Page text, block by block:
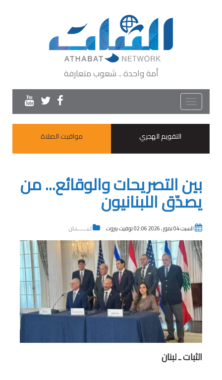
أمة واحدة .. شعوب متعارفة
Toggle
navigation
التقويم الهجري
مواقيت الصلاة
بين التصريحات والوقائع... من
يصدّق اللبنانيون
السبت 04 تموز , 2026 02:06 توقيت بيروت لـبـــــــنـان
الثبات ـ لبنان